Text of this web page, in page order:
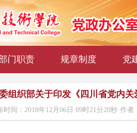
门职责 规章制度 党
组织部关于印发《四川省党内
时间：2018年12月06日 09时21分20秒 作者